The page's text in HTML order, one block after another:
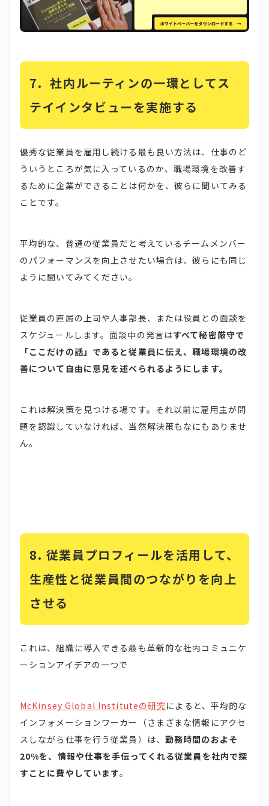
7. 社内ルーティンの一環としてス
テイインタビューを実施する
優秀な従業員を雇用し続ける最も良い方法は、仕事のど
ういうところが気に入っているのか、職場環境を改善す
るために企業ができることは何かを、彼らに聞いてみる
ことです。
平均的な、普通の従業員だと考えているチームメンバー
のパフォーマンスを向上させたい場合は、彼らにも同じ
ように聞いてみてください。
従業員の直属の上司や人事部長、または役員との面談を
スケジュールします。面談中の発言はすべて秘密厳守で
「ここだけの話」であると従業員に伝え、職場環境の改
善について自由に意見を述べられるようにします。
これは解決策を見つける場です。それ以前に雇用主が問
題を認識していなければ、当然解決策もなにもありませ
ん。
8. 従業員プロフィールを活用して、
生産性と従業員間のつながりを向上
させる
これは、組織に導入できる最も革新的な社内コミュニケ
ーションアイデアの一つで
McKinsey Global Instituteの研究によると、平均的な
インフォメーションワーカー（さまざまな情報にアクセ
スしながら仕事を行う従業員）は、 勤務時間のおよそ
20%を、情報や仕事を手伝ってくれる従業員を社内で探
すことに費やしています。